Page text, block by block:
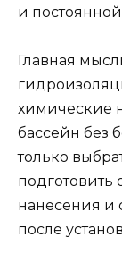
и
Главная
химические
бассейн без
только
подготовить
нанесения и
после